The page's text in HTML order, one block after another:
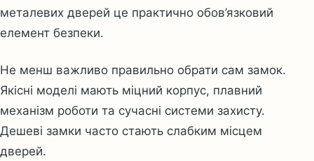
металевих дверей це практично обов’язковий
елемент безпеки.
Не менш важливо правильно обрати сам замок.
Якісні моделі мають міцний корпус, плавний
механізм роботи та сучасні системи захисту.
Дешеві замки часто стають слабким місцем
дверей.